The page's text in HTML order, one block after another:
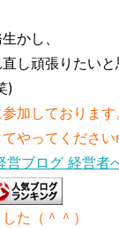
かし、
し頑張りたいと
)
加しております
やってくださ
た（＾＾）